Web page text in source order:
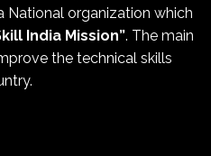
National organization which
India Mission”. The main
the technical skills